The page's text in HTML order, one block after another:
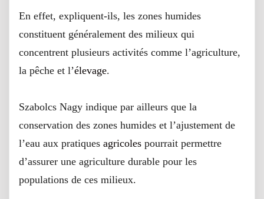
En effet, expliquent-ils, les zones humides
constituent généralement des milieux qui
concentrent plusieurs activités comme l’agriculture,
la pêche et l’élevage.
Szabolcs Nagy indique par ailleurs que la
conservation des zones humides et l’ajustement de
l’eau aux pratiques agricoles pourrait permettre
d’assurer une agriculture durable pour les
populations de ces milieux.